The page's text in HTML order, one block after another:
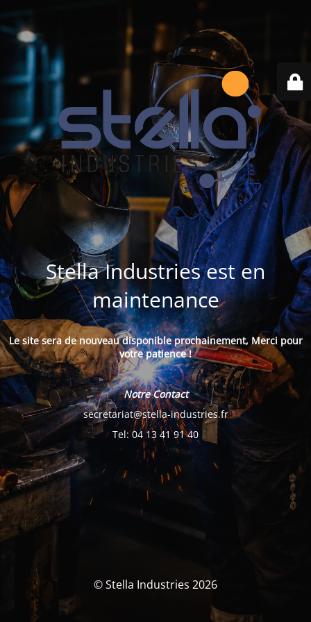
Stella Industries est en
maintenance
Le site sera de nouveau disponible prochainement, Merci pour
votre patience !
Notre Contact
secretariat@stella-industries.fr
Tel: 04 13 41 91 40
© Stella Industries 2026